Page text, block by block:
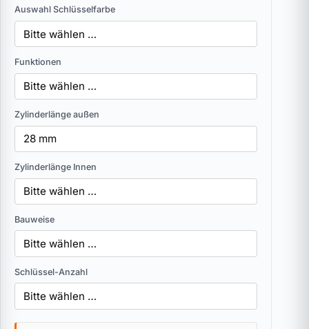
Auswahl Schlüsselfarbe
Funktionen
Zylinderlänge außen
Zylinderlänge Innen
Bauweise
Schlüssel-Anzahl